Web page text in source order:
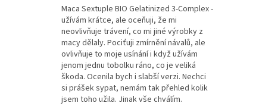
Maca Sextuple BIO Gelatinized 3-Complex -
užívám krátce, ale oceňuji, že mi
neovlivňuje trávení, co mi jiné výrobky z
macy dělaly. Pociťuji zmírnění návalů, ale
ovlivňuje to moje usínání i když užívám
jenom jednu tobolku ráno, co je veliká
škoda. Ocenila bych i slabší verzi. Nechci
si prášek sypat, nemám tak přehled kolik
jsem toho užila. Jinak vše chválím.